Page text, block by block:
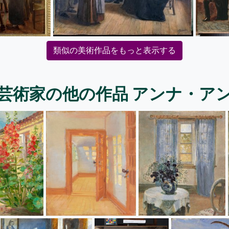
類似の美術作品をもっと表示する
術家の他の作品 アンナ・ア